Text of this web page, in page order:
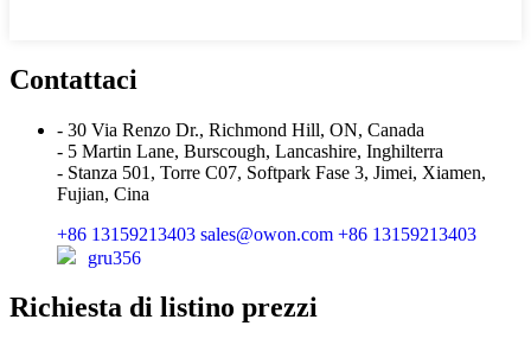
Contattaci
- 30 Via Renzo Dr., Richmond Hill, ON, Canada
- 5 Martin Lane, Burscough, Lancashire, Inghilterra
- Stanza 501, Torre C07, Softpark Fase 3, Jimei, Xiamen,
Fujian, Cina
+86 13159213403 sales@owon.com +86 13159213403
gru356
Richiesta di listino prezzi